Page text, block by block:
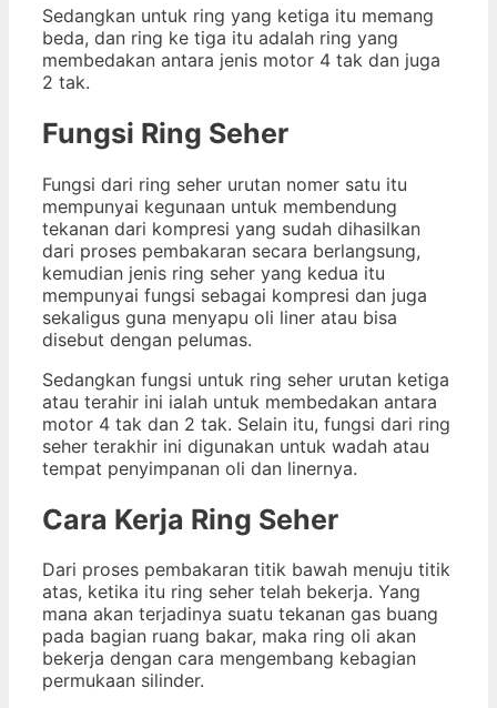
Sedangkan untuk ring yang ketiga itu memang
beda, dan ring ke tiga itu adalah ring yang
membedakan antara jenis motor 4 tak dan juga
2 tak.
Fungsi Ring Seher
Fungsi dari ring seher urutan nomer satu itu
mempunyai kegunaan untuk membendung
tekanan dari kompresi yang sudah dihasilkan
dari proses pembakaran secara berlangsung,
kemudian jenis ring seher yang kedua itu
mempunyai fungsi sebagai kompresi dan juga
sekaligus guna menyapu oli liner atau bisa
disebut dengan pelumas.
Sedangkan fungsi untuk ring seher urutan ketiga
atau terahir ini ialah untuk membedakan antara
motor 4 tak dan 2 tak. Selain itu, fungsi dari ring
seher terakhir ini digunakan untuk wadah atau
tempat penyimpanan oli dan linernya.
Cara Kerja Ring Seher
Dari proses pembakaran titik bawah menuju titik
atas, ketika itu ring seher telah bekerja. Yang
mana akan terjadinya suatu tekanan gas buang
pada bagian ruang bakar, maka ring oli akan
bekerja dengan cara mengembang kebagian
permukaan silinder.